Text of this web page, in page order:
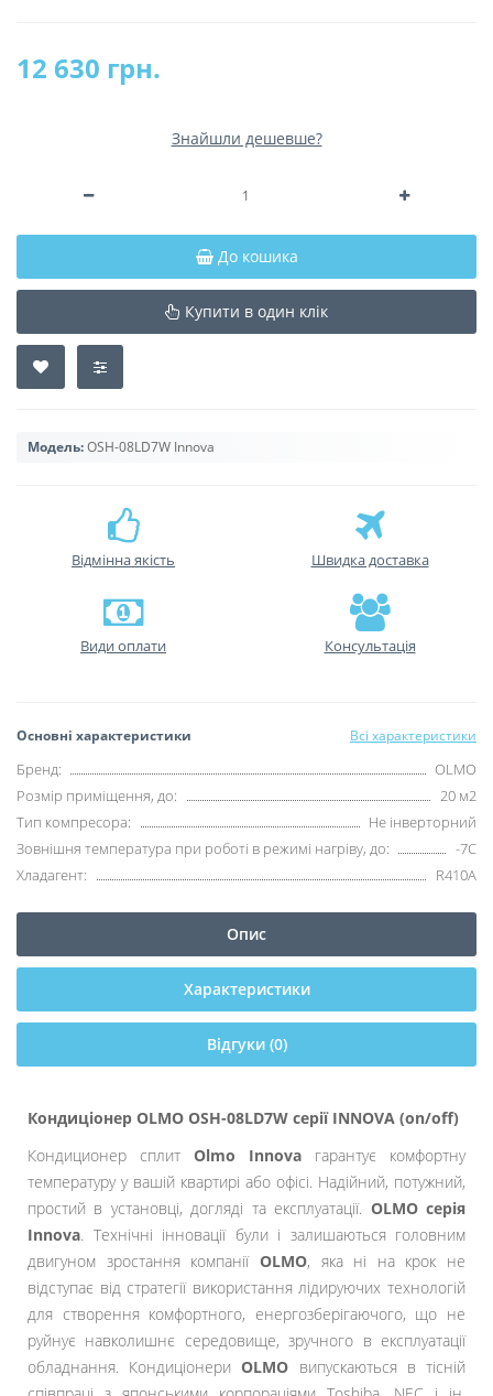
12 630 грн.
Знайшли дешевше?
До кошика
Купити в один клік
Модель:OSH-08LD7W Innova
Відмінна якість Швидка доставка
Види оплати Консультація
Основні характеристики Всі характеристики
Бренд:
OLMO
Розмір приміщення, до:
20 м2
Тип компресора:
Не інверторний
Зовнішня температура при роботі в режимі нагріву, до:
-7С
Хладагент:
R410А
Опис
Характеристики
Відгуки (0)
Кондиціонер OLMO OSH-08LD7W серії INNOVA (on/off)
Кондиционер сплит Olmo Innova гарантує комфортну
температуру у вашій квартирі або офісі. Надійний, потужний,
простий в установці, догляді та експлуатації. OLMO серія
Innova. Технічні інновації були і залишаються головним
двигуном зростання компанії OLMO, яка ні на крок не
відступає від стратегії використання лідируючих технологій
для створення комфортного, енергозберігаючого, що не
руйнує навколишнє середовище, зручного в експлуатації
обладнання. КондиціонериOLMO випускаються в тісній